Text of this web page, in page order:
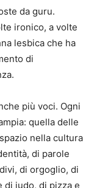
da guru.
ironico, a volte
lesbica che ha
di
più voci. Ogni
quella delle
nella cultura
di parole
di orgoglio, di
di judo, di pizza e